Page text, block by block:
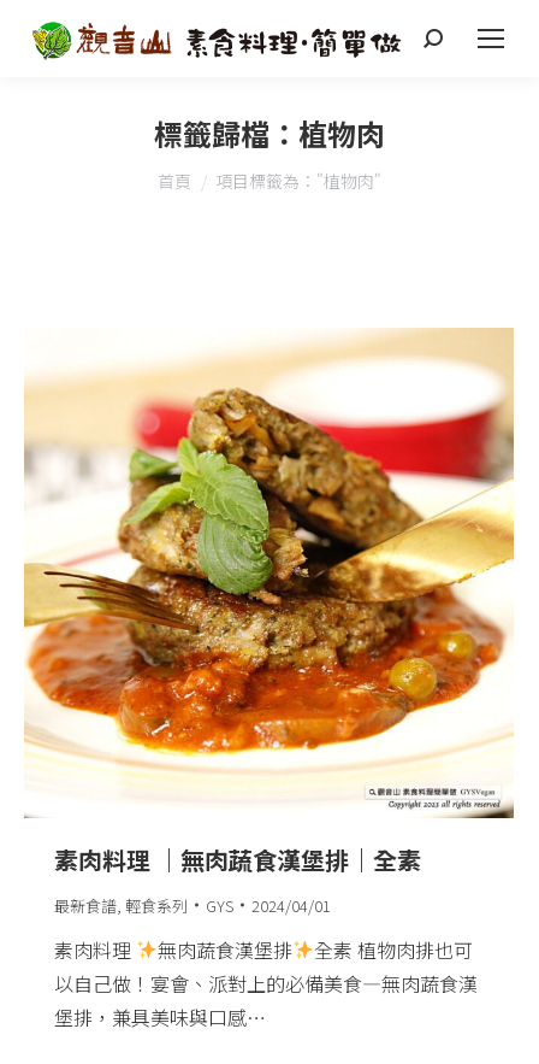
搜
標籤歸檔： 植物肉
您在這裡：
首頁 項目標籤為："植物肉"
素肉料理 ｜無肉蔬食漢堡排｜全素
最新食譜 輕食系列 GYS 2024/04/01
素肉料理 無肉蔬食漢堡排
全素 植物肉排也可
以自己做！宴會、派對上的必備美食—無肉蔬食漢
堡排，兼具美味與口感…